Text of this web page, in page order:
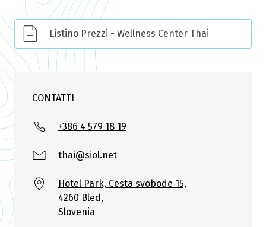
Listino Prezzi - Wellness Center Thai
CONTATTI
+386 4 579 18 19
thai@siol.net
Hotel Park, Cesta svobode 15,
4260 Bled,
Slovenia